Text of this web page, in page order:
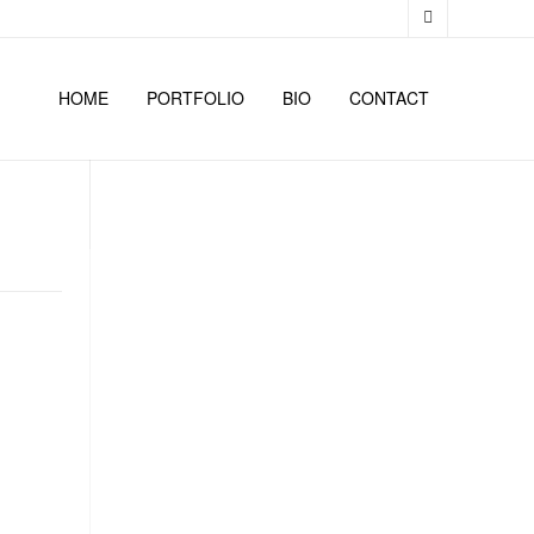
HOME PORTFOLIO BIO CONTACT